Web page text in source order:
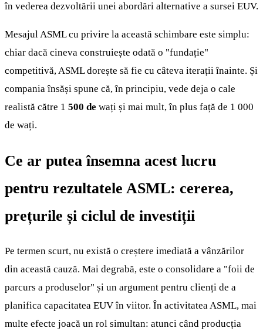
în vederea dezvoltării unei abordări alternative a sursei EUV.
Mesajul ASML cu privire la această schimbare este simplu:
chiar dacă cineva construiește odată o "fundație"
competitivă, ASML dorește să fie cu câteva iterații înainte. Și
compania însăși spune că, în principiu, vede deja o cale
realistă către 1 500 de wați și mai mult, în plus față de 1 000
de wați.
Ce ar putea însemna acest lucru
pentru rezultatele ASML: cererea,
prețurile și ciclul de investiții
Pe termen scurt, nu există o creștere imediată a vânzărilor
din această cauză. Mai degrabă, este o consolidare a "foii de
parcurs a produselor" și un argument pentru clienți de a
planifica capacitatea EUV în viitor. În activitatea ASML, mai
multe efecte joacă un rol simultan: atunci când producția